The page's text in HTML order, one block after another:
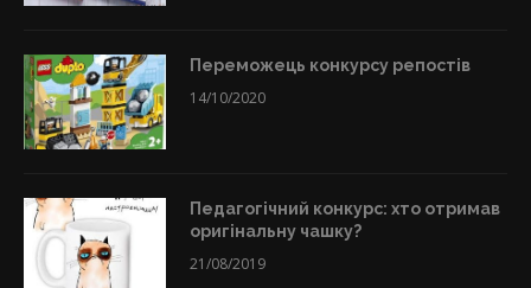
Переможець конкурсу репостів
14/10/2020
Педагогічний конкурс: хто отримав
оригінальну чашку?
21/08/2019